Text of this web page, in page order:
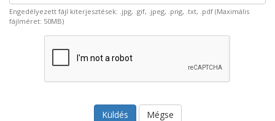
Engedélyezett fájl kiterjesztések: .jpg, .gif, .jpeg, .png, .txt, .pdf (Maximális
fájlméret: 50MB)
Mégse